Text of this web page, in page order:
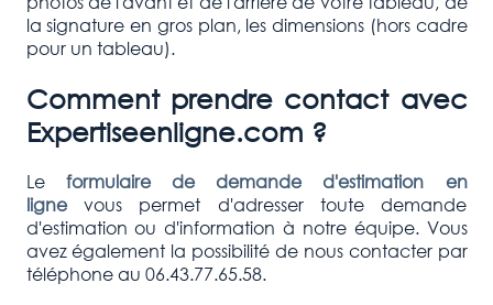
la signature en gros plan, les dimensions (hors cadre
pour un tableau).
Comment prendre contact avec
Expertiseenligne.com ?
Le formulaire de demande d'estimation en
lignevous permet d'adresser toute demande
d'estimation ou d'information à notre équipe. Vous
avez également la possibilité de nous contacter par
téléphone au 06.43.77.65.58.